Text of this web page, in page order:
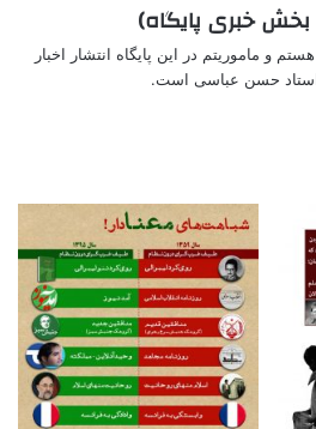
بخش خبری پایگاه)
و ماموریتم در این پایگاه انتشار اخبار
حسن عباسی است.